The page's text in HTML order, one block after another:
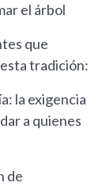
el árbol
que
tradición:
la exigencia
a quienes
de